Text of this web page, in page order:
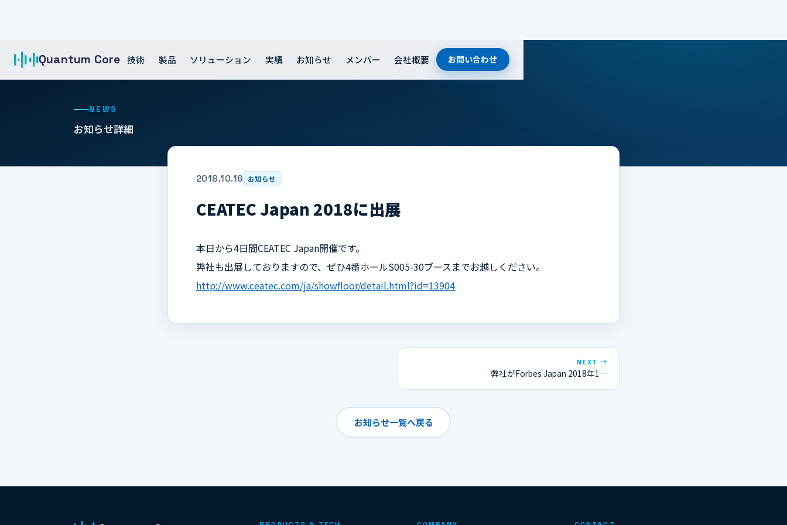
Quantum Core 技術 製品 ソリューション 実績 お知らせ メンバー 会社概要 お問い合わせ
ホーム お知らせ CEATEC Japan…
NEWS
お知らせ詳細
2018.10.16 お知らせ
CEATEC Japan 2018に出展
本日から4日間CEATEC Japan開催です。
弊社も出展しておりますので、ぜひ4番ホールS005-30ブースまでお越しください。
http://www.ceatec.com/ja/showfloor/detail.html?id=13904
NEXT →
弊社がForbes Japan 2018年1…
お知らせ一覧へ戻る